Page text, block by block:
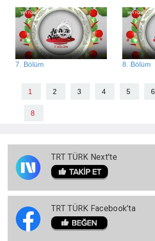
7. Bölüm 8. Bölüm
1 2 3 4 5 6
8
TRT TÜRK Next'te
TRT TÜRK Facebook’ta